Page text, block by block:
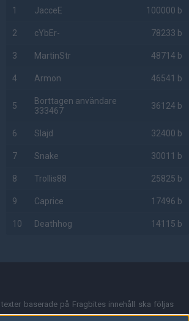
1 JacceE 100000 b
2 cYbEr- 78233 b
3 MartinStr 48714 b
4 Armon 46541 b
5
Borttagen användare
333467
36124 b
6 Slajd 32400 b
7 Snake 30011 b
8 Trollis88 25825 b
9 Caprice 17496 b
10 Deathhog 14115 b
baserade på Fragbites innehåll ska följas